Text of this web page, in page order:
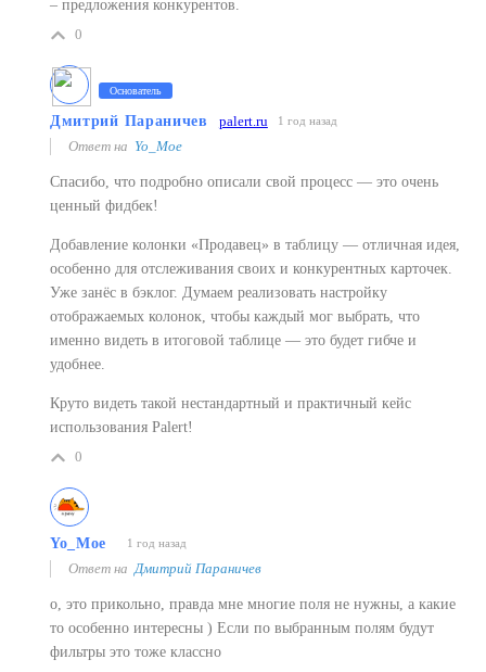
– предложения конкурентов.
0
Основатель
Дмитрий Параничев palert.ru 1 год назад
Ответ на Yo_Moe
Спасибо, что подробно описали свой процесс — это очень
ценный фидбек!
Добавление колонки «Продавец» в таблицу — отличная идея,
особенно для отслеживания своих и конкурентных карточек.
Уже занёс в бэклог. Думаем реализовать настройку
отображаемых колонок, чтобы каждый мог выбрать, что
именно видеть в итоговой таблице — это будет гибче и
удобнее.
Круто видеть такой нестандартный и практичный кейс
использования Palert!
0
Yo_Moe 1 год назад
Ответ наДмитрий Параничев
о, это прикольно, правда мне многие поля не нужны, а какие
то особенно интересны ) Если по выбранным полям будут
фильтры это тоже классно